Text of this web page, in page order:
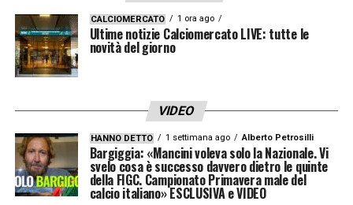
CALCIOMERCATO 1 ora ago
Ultime notizie Calciomercato LIVE: tutte le
novità del giorno
VIDEO
HANNO DETTO 1 settimana ago Alberto Petrosilli
Bargiggia: «Mancini voleva solo la Nazionale. Vi
svelo cosa è successo davvero dietro le quinte
della FIGC. Campionato Primavera male del
calcio italiano» ESCLUSIVA e VIDEO